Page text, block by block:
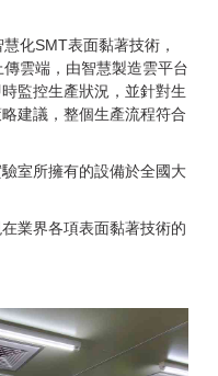
化SMT表面黏著技術，
雲端，由智慧製造雲平台
監控生產狀況，並針對生
建議，整個生產流程符合
室所擁有的設備於全國大
業界各項表面黏著技術的